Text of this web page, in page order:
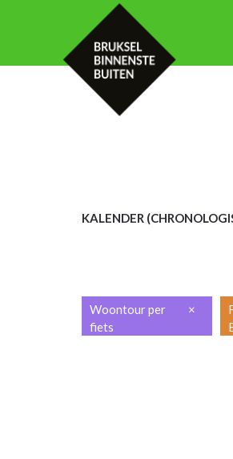
KALENDER (CHRON
Woontour per
fiets
×